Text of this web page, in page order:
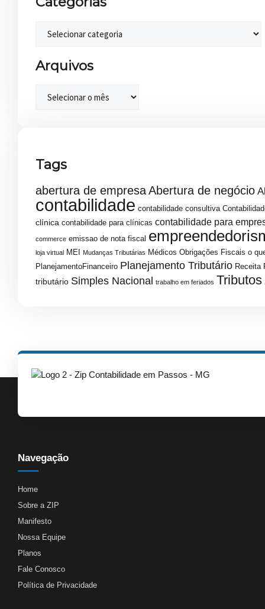
Arquivos
Tags
abertura de empresaAbertura de negócio
contabilidade contabilidade consultiva
clínica contabilidade para clínicas contabilidade para
commerce emissao de nota fiscal
loja virtual MEI Mudanças Tributárias Médicos Obrigações Fiscais o
PlanejamentoFinanceiro Planejamento Tributário Receita
tributário Simples Nacional trabalho em feriados Tributos
Navegação
Home
Sobre a ZIP
Manifesto
Nossa Equipe
Planos
Fale Conosco
Política de Privacidade